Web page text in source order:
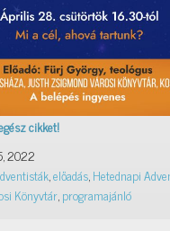
cikket!
2022
,előadás,Hetednapi
Könyvtár,programajánló